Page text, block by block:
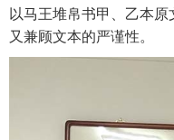
以马王堆帛书甲、乙本原
又兼顾文本的严谨性。